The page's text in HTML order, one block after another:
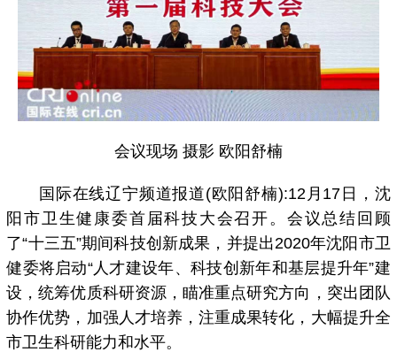
会议现场 摄影 欧阳舒楠
国际在线辽宁频道报道(欧阳舒楠):12月17日，沈
阳市卫生健康委首届科技大会召开。会议总结回顾
了“十三五”期间科技创新成果，并提出2020年沈阳市卫
健委将启动“人才建设年、科技创新年和基层提升年”建
设，统筹优质科研资源，瞄准重点研究方向，突出团队
协作优势，加强人才培养，注重成果转化，大幅提升全
市卫生科研能力和水平。